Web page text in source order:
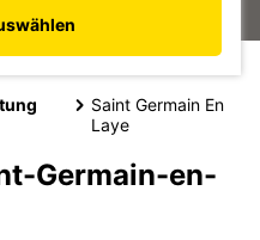
Saint Germain En
Laye
Germain-en-